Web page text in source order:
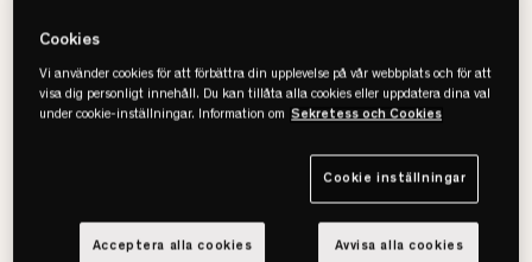
Cookies
Vi använder cookies för att förbättra din upplevelse på vår webbplats och för att
visa dig personligt innehåll. Du kan tillåta alla cookies eller uppdatera dina val
under cookie-inställningar. Information om Sekretess och Cookies
Cookie inställningar
Avvisa alla cookies
Acceptera alla cookies